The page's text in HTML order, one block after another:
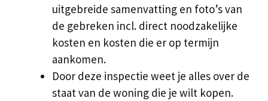
uitgebreide samenvatting en foto’s van
de gebreken incl. direct noodzakelijke
kosten en kosten die er op termijn
aankomen.
Door deze inspectie weet je alles over de
staat van de woning die je wilt kopen.